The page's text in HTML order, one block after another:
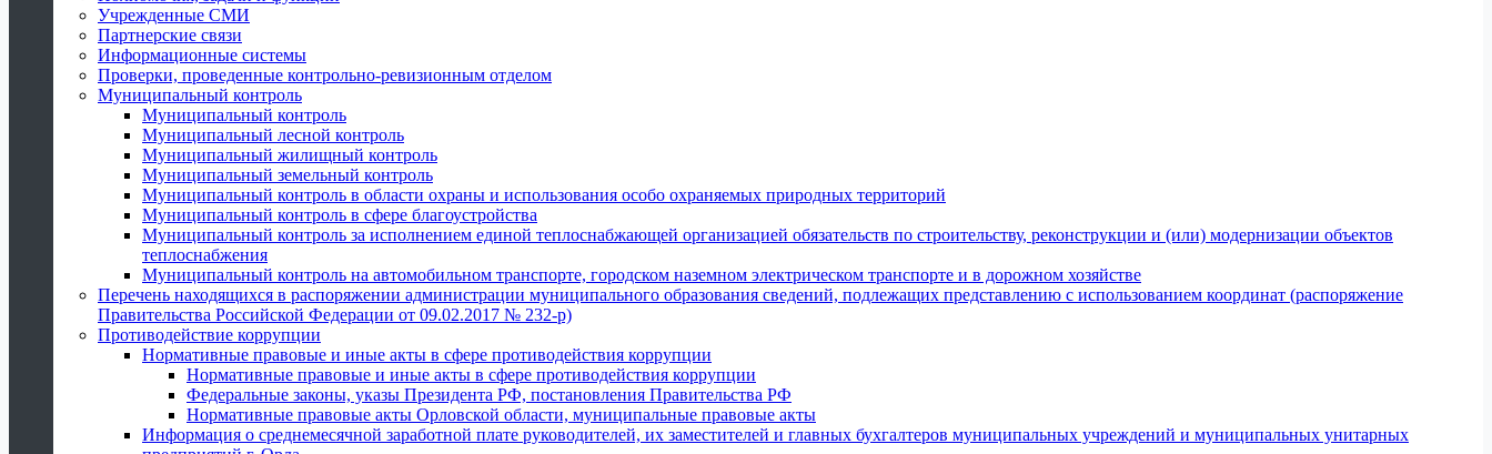
Учрежденные СМИ
Партнерские связи
Информационные системы
Проверки, проведенные контрольно-ревизионным отделом
Муниципальный контроль
Муниципальный контроль
Муниципальный лесной контроль
Муниципальный жилищный контроль
Муниципальный земельный контроль
Муниципальный контроль в области охраны и использования особо охраняемых природных территорий
Муниципальный контроль в сфере благоустройства
Муниципальный контроль за исполнением единой теплоснабжающей организацией обязательств по строительству, реконструкции и (или) модернизации объектов
теплоснабжения
Муниципальный контроль на автомобильном транспорте, городском наземном электрическом транспорте и в дорожном хозяйстве
Перечень находящихся в распоряжении администрации муниципального образования сведений, подлежащих представлению с использованием координат (распоряжение
Правительства Российской Федерации от 09.02.2017 № 232-р)
Противодействие коррупции
Нормативные правовые и иные акты в сфере противодействия коррупции
Нормативные правовые и иные акты в сфере противодействия коррупции
Федеральные законы, указы Президента РФ, постановления Правительства РФ
Нормативные правовые акты Орловской области, муниципальные правовые акты
Информация о среднемесячной заработной плате руководителей, их заместителей и главных бухгалтеров муниципальных учреждений и муниципальных унитарных